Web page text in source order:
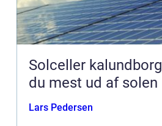
Solceller kalundborg sådan får
du mest ud af solen
Lars Pedersen